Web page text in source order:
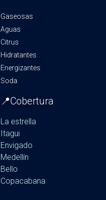
Gaseosas
Aguas
Citrus
Hidratantes
Energizantes
Soda
📍Cobertura
La estrella
Itagui
Envigado
Medellín
Bello
Copacabana